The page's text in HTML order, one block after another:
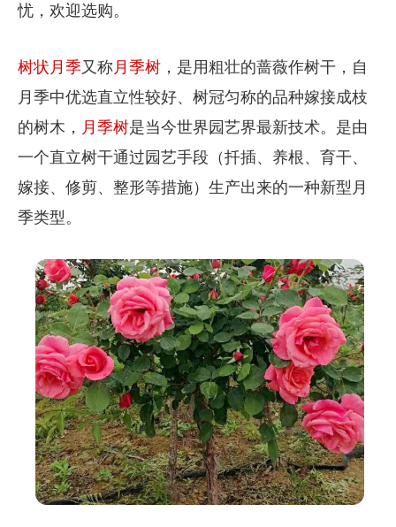
忧，欢迎选购。
树状月季又称月季树，是用粗壮的蔷薇作树干，自
月季中优选直立性较好、树冠匀称的品种嫁接成枝
的树木， 月季树是当今世界园艺界最新技术。是由
一个直立树干通过园艺手段（扦插、养根、育干、
嫁接、修剪、整形等措施）生产出来的一种新型月
季类型。